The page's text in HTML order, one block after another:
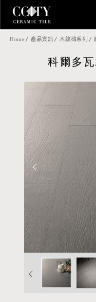
Home 產品資訊 木紋磚系列
科爾多